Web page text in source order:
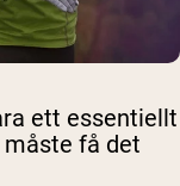
ett essentiellt
få det